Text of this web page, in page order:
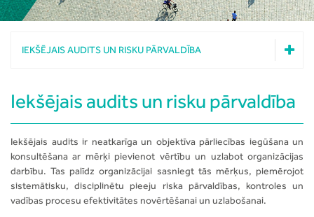
Klienti
Atklātības ziņojums
Revīzijas pakalpojumi
Nodokļi
Konsultēšana
Due Diligence
IEKŠĒJAIS AUDITS UN RISKU PĀRVALDĪBA
Iekšējais audits un risku pārvaldība
ESEF
Nodokļi
Konsultēšana
Due Diligence
Transfertcenas
Iekšējais audits un risku pārvaldība
Iekšējais audits ir neatkarīga un objektīva pārliecības iegūšana un
konsultēšana ar mērķi pievienot vērtību un uzlabot organizācijas
darbību. Tas palīdz organizācijai sasniegt tās mērķus, piemērojot
sistemātisku, disciplinētu pieeju riska pārvaldības, kontroles un
vadības procesu efektivitātes novērtēšanai un uzlabošanai.